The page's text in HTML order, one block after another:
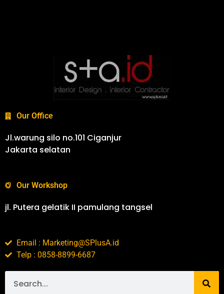
Our Office
Jl.warung silo no.101 Ciganjur
Jakarta selatan
Our Workshop
jl. Putera gelatik II pamulang tangsel
Email : Marketing@SPlusA.id
Telp : 0858-8899-6687